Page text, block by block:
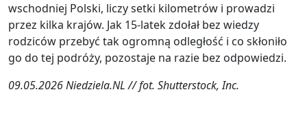
wschodniej Polski, liczy setki kilometrów i prowadzi
przez kilka krajów. Jak 15-latek zdołał bez wiedzy
rodziców przebyć tak ogromną odległość i co skłoniło
go do tej podróży, pozostaje na razie bez odpowiedzi.
09.05.2026 Niedziela.NL // fot. Shutterstock, Inc.